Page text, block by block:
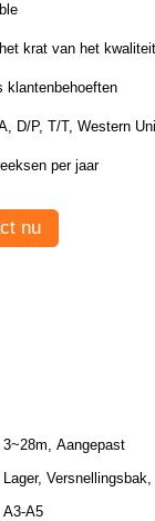
krat van het
klantenbehoeften
D/P, T/T, Western
per jaar
nu
3~28m, Aangepast
Lager,
A3-A5